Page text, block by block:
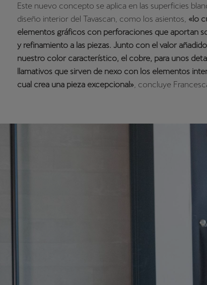
Este nuevo concepto se aplica en las superficies
diseño interior del Tavascan, como los asientos, «lo
elementos gráficos con perforaciones que aportan
y refinamiento a las piezas. Junto con el valor
nuestro color característico, el cobre, para unos
llamativos que sirven de nexo con los elementos
cual crea una pieza excepcional», concluye